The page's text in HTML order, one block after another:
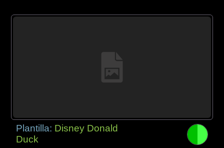
Plantilla: Disney Donald
Duck